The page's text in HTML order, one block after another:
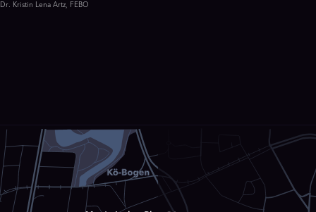
Dr. Kristin Lena Artz, FEBO